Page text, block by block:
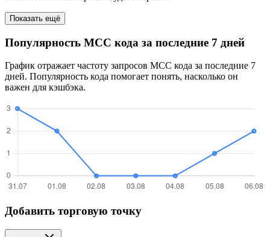
Показать ещё
Популярность MCC кода за последние 7 дней
График отражает частоту запросов MCC кода за последние 7
дней. Популярность кода помогает понять, насколько он
важен для кэшбэка.
Добавить торговую точку